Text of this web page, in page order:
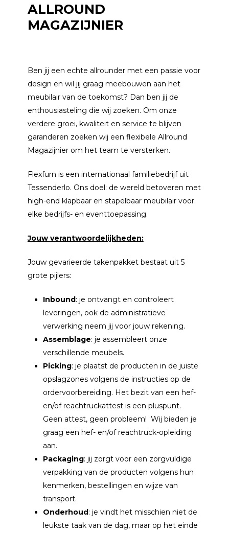
ALLROUND
MAGAZIJNIER
Ben jij een echte allrounder met een passie voor
design en wil jij graag meebouwen aan het
meubilair van de toekomst? Dan ben jij de
enthousiasteling die wij zoeken. Om onze
verdere groei, kwaliteit en service te blijven
garanderen zoeken wij een flexibele Allround
Magazijnier om het team te versterken.
Flexfurn is een internationaal familiebedrijf uit
Tessenderlo. Ons doel: de wereld betoveren met
high-end klapbaar en stapelbaar meubilair voor
elke bedrijfs- en eventtoepassing.
Jouw verantwoordelijkheden:
Jouw gevarieerde takenpakket bestaat uit 5
grote pijlers:
Inbound: je ontvangt en controleert
leveringen, ook de administratieve
verwerking neem jij voor jouw rekening.
Assemblage: je assembleert onze
verschillende meubels.
Picking: je plaatst de producten in de juiste
opslagzones volgens de instructies op de
ordervoorbereiding. Het bezit van een hef-
en/of reachtruckattest is een pluspunt.
Geen attest, geen probleem! Wij bieden je
graag een hef- en/of reachtruck-opleiding
aan.
Packaging: jij zorgt voor een zorgvuldige
verpakking van de producten volgens hun
kenmerken, bestellingen en wijze van
transport.
Onderhoud: je vindt het misschien niet de
leukste taak van de dag, maar op het einde